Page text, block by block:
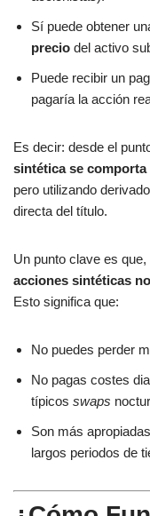
Sí puede obtener
precio del activo
Puede recibir un
pagaría la acción
Es decir: desde el
sintética se
pero utilizando
directa del título.
Un punto clave es
acciones sintéticas
Esto significa que:
No puedes perder
No pagas costes
típicos swaps
Son más
largos periodos de